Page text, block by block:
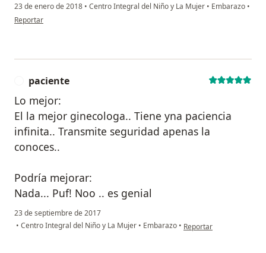
23 de enero de 2018 • Centro Integral del Niño y La Mujer • Embarazo •
en opinión del usuario anónimo
Reportar
paciente
Lo mejor:
El la mejor ginecologa.. Tiene yna paciencia
infinita.. Transmite seguridad apenas la
conoces..
Podría mejorar:
Nada... Puf! Noo .. es genial
23 de septiembre de 2017
• Centro Integral del Niño y La Mujer • Embarazo • en opinión del usuario
Reportar